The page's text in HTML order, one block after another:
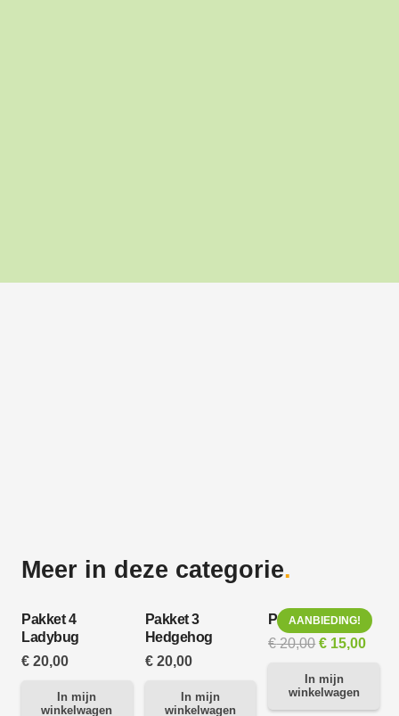
Meer in deze categorie.
Pakket 4
Ladybug
€ 20,00
In mijn
winkelwagen
Pakket 3
Hedgehog
€20,00
In mijn
winkelwagen
AANBIEDING!
Pakket 1 Swift
€20,00
was:
€ 15,00
In mijn
winkelwagen